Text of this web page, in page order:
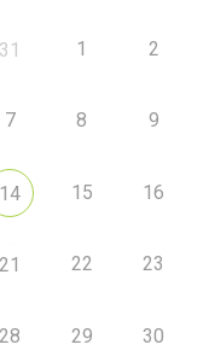
31 1 2
7 8 9
14 15 16
21 22 23
28 29 30